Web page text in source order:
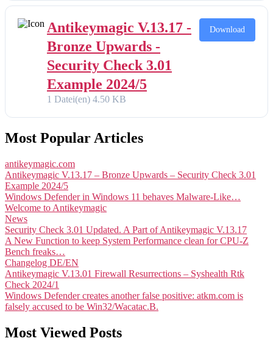
Antikeymagic V.13.17 -
Bronze Upwards -
Security Check 3.01
Example 2024/5
1 Datei(en) 4.50 KB
Download
Most Popular Articles
antikeymagic.com
Antikeymagic V.13.17 – Bronze Upwards – Security Check 3.01
Example 2024/5
Windows Defender in Windows 11 behaves Malware-Like…
Welcome to Antikeymagic
News
Security Check 3.01 Updated. A Part of Antikeymagic V.13.17
A New Function to keep System Performance clean for CPU-Z
Bench freaks…
Changelog DE/EN
Antikeymagic V.13.01 Firewall Resurrections – Syshealth Rtk
Check 2024/1
Windows Defender creates another false positive: atkm.com is
falsely accused to be Win32/Wacatac.B.
Most Viewed Posts